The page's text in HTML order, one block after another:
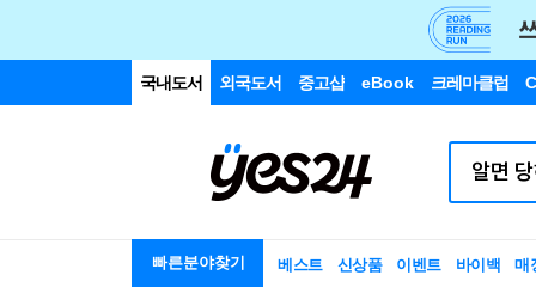
국내도서 외국도서 중고샵 eBook 크레마클럽
빠른분야찾기 베스트 신상품 이벤트 바이백 매